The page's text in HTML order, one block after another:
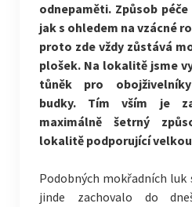
odnepaměti. Způsob
jak s ohledem na vzácné
proto zde vždy zůstává
plošek. Na lokalitě jsme
tůněk pro
budky. Tím vším je
maximálně šetrný
lokalitě podporující
Podobných mokřadních luk
jinde zachovalo do